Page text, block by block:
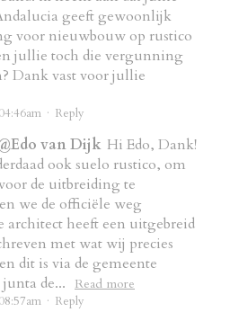
geeft gewoonlijk
voor nieuwbouw op rustico
jullie toch die vergunning
Dank vast voor jullie
· Reply
van Dijk Hi Edo, Dank!
ook suelo rustico, om
de uitbreiding te
we de officiële weg
architect heeft een uitgebreid
met wat wij precies
dit is via de gemeente
de...
Read more
· Reply